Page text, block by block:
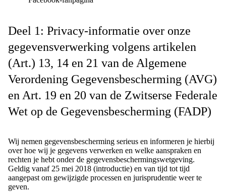
Deel 1: Privacy-informatie over onze
gegevensverwerking volgens artikelen
(Art.) 13, 14 en 21 van de Algemene
Verordening Gegevensbescherming (AVG)
en Art. 19 en 20 van de Zwitserse Federale
Wet op de Gegevensbescherming (FADP)
Wij nemen gegevensbescherming serieus en informeren je hierbij
over hoe wij je gegevens verwerken en welke aanspraken en
rechten je hebt onder de gegevensbeschermingswetgeving.
Geldig vanaf 25 mei 2018 (introductie) en van tijd tot tijd
aangepast om gewijzigde processen en jurisprudentie weer te
geven.